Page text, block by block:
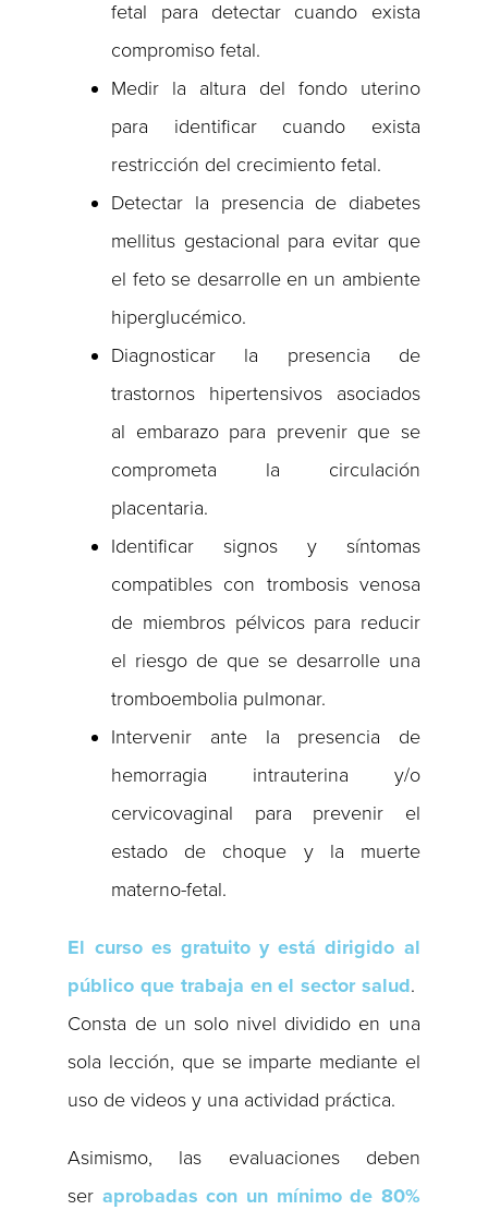
fetal para detectar cuando exista
compromiso fetal.
Medir la altura del fondo uterino
para identificar cuando exista
restricción del crecimiento fetal.
Detectar la presencia de diabetes
mellitus gestacional para evitar que
el feto se desarrolle en un ambiente
hiperglucémico.
Diagnosticar la presencia de
trastornos hipertensivos asociados
al embarazo para prevenir que se
comprometa la circulación
placentaria.
Identificar signos y síntomas
compatibles con trombosis venosa
de miembros pélvicos para reducir
el riesgo de que se desarrolle una
tromboembolia pulmonar.
Intervenir ante la presencia de
hemorragia intrauterina y/o
cervicovaginal para prevenir el
estado de choque y la muerte
materno-fetal.
El curso es gratuito y está dirigido al
público que trabaja en el sector salud.
Consta de un solo nivel dividido en una
sola lección, que se imparte mediante el
uso de videos y una actividad práctica.
Asimismo, las evaluaciones deben
ser aprobadas con un mínimo de 80%